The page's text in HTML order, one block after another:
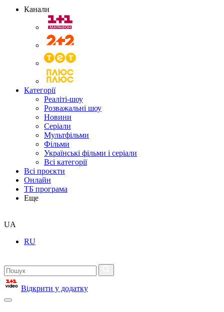
Канали
Категорії
Реаліті-шоу
Розважальні шоу
Новини
Серіали
Мультфільми
Фільми
Українські фільми і серіали
Всі категорії
Всі проєкти
Онлайн
ТБ програма
Еще
UA
RU
Відкрити у додатку